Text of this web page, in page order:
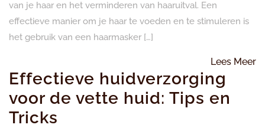
van je haar en het verminderen van haaruitval. Een
effectieve manier om je haar te voeden en te stimuleren is
het gebruik van een haarmasker […]
Lees Meer
Effectieve huidverzorging
voor de vette huid: Tips en
Tricks